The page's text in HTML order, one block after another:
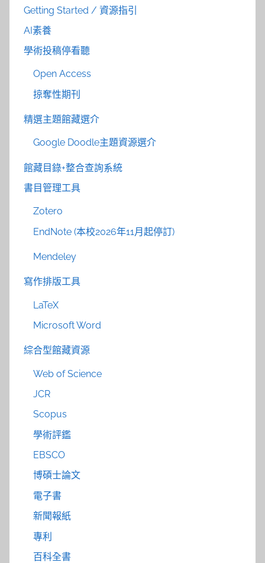
Getting Started / 資源指引
AI素養
學術投稿停看聽
Open Access
掠奪性期刊
精選主題館藏選介
Google Doodle主題資源選介
館藏目錄+整合查詢系統
書目管理工具
Zotero
EndNote (本校2026年11月起停訂)
Mendeley
寫作排版工具
LaTeX
Microsoft Word
綜合型館藏資源
Web of Science
JCR
Scopus
學術評鑑
EBSCO
博碩士論文
電子書
新聞報紙
專利
百科全書